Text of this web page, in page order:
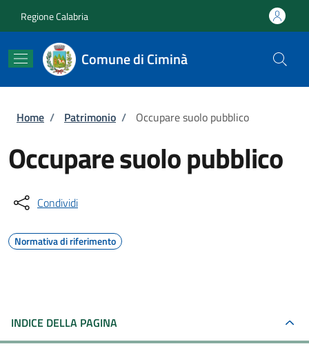
Regione Calabria
Comune di Ciminà
Briciole di pane
Home / Patrimonio / Occupare suolo pubblico
Occupare suolo pubblico
Condividi
Normativa di riferimento
INDICE DELLA PAGINA